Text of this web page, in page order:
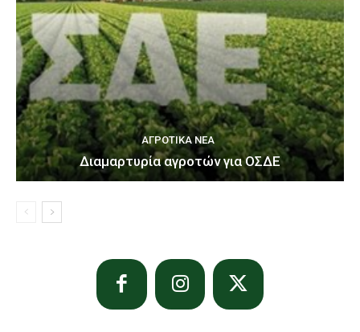
ΑΓΡΟΤΙΚΆ ΝΈΑ
Διαμαρτυρία αγροτών για ΟΣΔΕ